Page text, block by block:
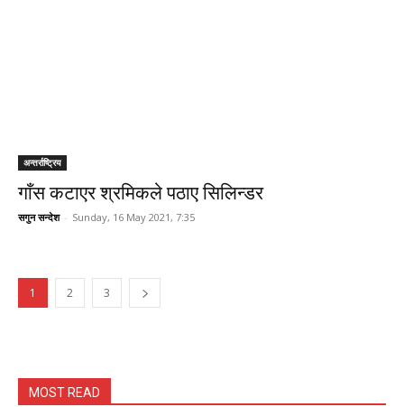
अन्तर्राष्ट्रिय
गाँस कटाएर श्रमिकले पठाए सिलिन्डर
सगुन सन्देश - Sunday, 16 May 2021, 7:35
1 2 3
MOST READ